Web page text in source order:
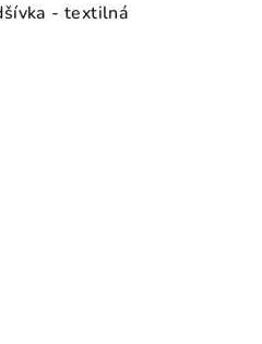
- textilná